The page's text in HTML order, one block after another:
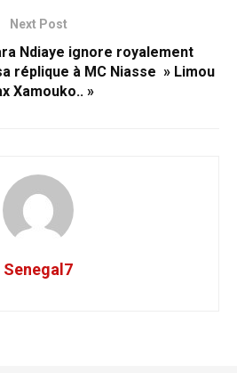
Next Post
Ndiaye ignore royalement
réplique à MC Niasse » Limou
Xamouko.. »
Senegal7